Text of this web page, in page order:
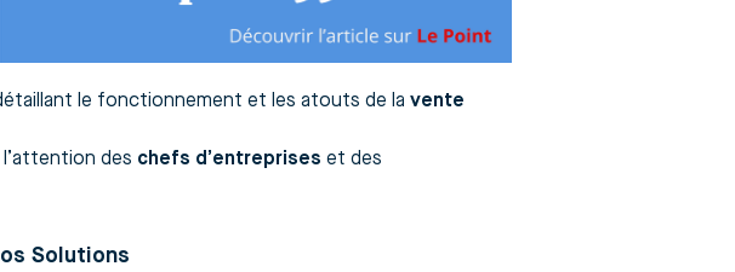
le fonctionnement et les atouts de la vente
des chefs d’entreprises et des
Solutions